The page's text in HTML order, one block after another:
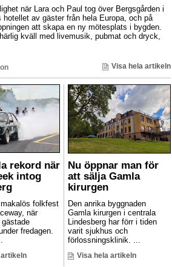
när Lara och Paul tog över Bergsgården i
av gäster från hela Europa, och på
att skapa en ny mötesplats i bygden.
kväll med livemusik, pubmat och dryck,
Visa hela artikeln
rekord när
intog
folkfest
när
fredagen.
Nu öppnar man för
att sälja Gamla
kirurgen
Den anrika byggnaden
Gamla kirurgen i centrala
Lindesberg har förr i tiden
varit sjukhus och
förlossningsklinik. ...
Visa hela artikeln